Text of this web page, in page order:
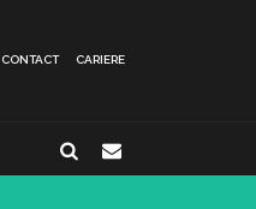
CONTACT CARIERE